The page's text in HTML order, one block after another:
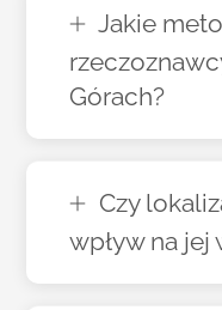
Jakie
Górach?
Czy
wpływ na